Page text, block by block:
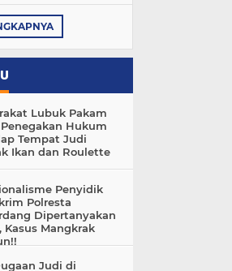
Lubuk Pakam
Hukum
Tempat Judi
Ikan dan Roulette
Penyidik
Polresta
Dipertanyakan
Kasus Mangkrak
Judi di